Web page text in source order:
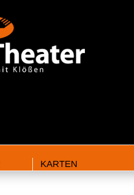
KARTEN